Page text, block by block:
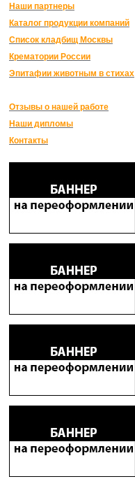
Наши партнеры
Каталог продукции компаний
Список кладбищ Москвы
Крематории России
Эпитафии животным в стихах
Отзывы о нашей работе
Наши дипломы
Контакты